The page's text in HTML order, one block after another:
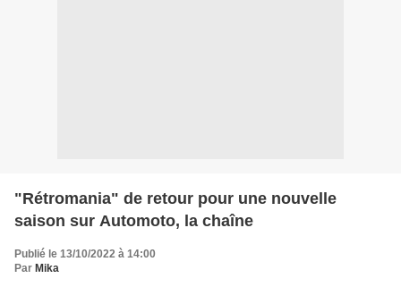
"Rétromania" de retour pour une nouvelle
saison sur Automoto, la chaîne
Publié le 13/10/2022 à 14:00
Par Mika